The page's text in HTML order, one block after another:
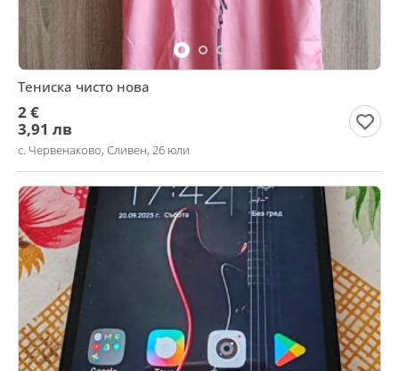
Тениска чисто нова
2 €
3,91 лв
с. Червенаково, Сливен, 26 юли